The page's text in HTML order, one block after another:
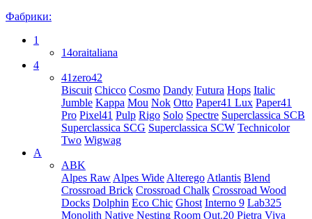
Фабрики:
1
14oraitaliana
4
41zero42
Biscuit Chicco Cosmo Dandy Futura Hops Italic
Jumble Kappa Mou Nok Otto Paper41 Lux Paper41
Pro Pixel41 Pulp Rigo Solo Spectre Superclassica SCB
Superclassica SCG Superclassica SCW Technicolor
Two Wigwag
A
ABK
Alpes Raw Alpes Wide Alterego Atlantis Blend
Crossroad Brick Crossroad Chalk Crossroad Wood
Docks Dolphin Eco Chic Ghost Interno 9 Lab325
Monolith Native Nesting Room Out.20 Pietra Viva